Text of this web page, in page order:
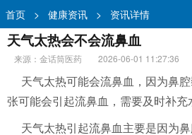
首页 > 健康资讯 > 资讯详情
天气太热会不会流鼻血
来源：金话筒医药
2026-06-01 11:27:36
天气太热可能会流鼻血，因为鼻
张可能会引起流鼻血，需要及时补充
天气太热引起流鼻血主要是因为